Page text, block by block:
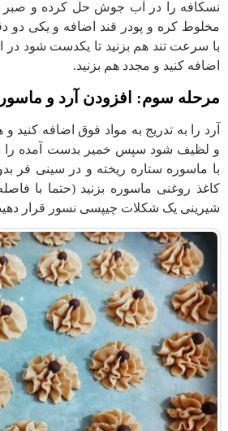
نسکافه را در آب جوش حل کرده و
مخلوط کره و پودر قند اضافه و یکی دو
با سرعت تند هم بزنید تا یکدست شود در
اضافه کنید و مجدد هم بزنید.
مرحله سوم: افزودن آرد و
آرد را به تدریج به مواد فوق اضافه کنید
و لظیف شود سپس خمیر بدست آمده را
با ماسوره ستاره ریخته و در سینی فر
کاغذ روغنی ماسوره بزنید (حتما با
شیرینی یک شکلات چیپسی نسور قرار